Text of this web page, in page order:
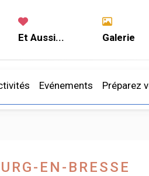
Et Aussi... Galerie
Evénements Préparez
EN-BRESSE